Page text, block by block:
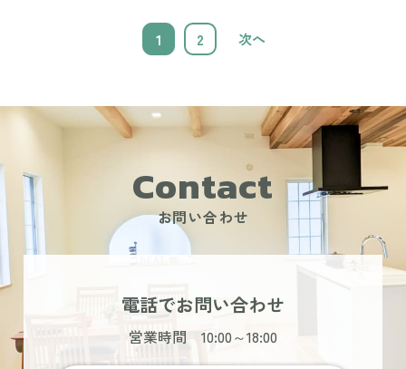
1 2 次へ
Contact
お問い合わせ
電話でお問い合わせ
営業時間 10:00～18:00